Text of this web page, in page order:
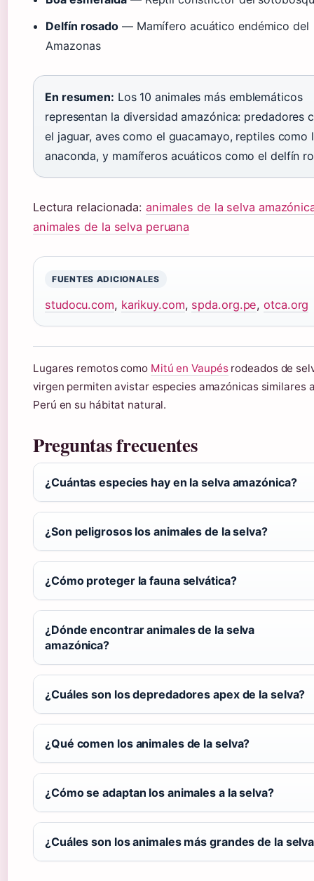
Delfín rosado — Mamífero acuático endémico del
Amazonas
En resumen: Los 10 animales más emblemáticos
representan la diversidad amazónica: predadores
el jaguar, aves como el guacamayo, reptiles como
anaconda, y mamíferos acuáticos como el delfín
Lectura relacionada: animales de la selva
animales de la selva peruana
FUENTES ADICIONALES
studocu.com, karikuy.com, spda.org.pe,otca.org
Lugares remotos como Mitú en Vaupésrodeados de
virgen permiten avistar especies amazónicas similares
Perú en su hábitat natural.
Preguntas frecuentes
¿Cuántas especies hay en la selva amazónica?
¿Son peligrosos los animales de la selva?
¿Cómo proteger la fauna selvática?
¿Dónde encontrar animales de la selva
amazónica?
¿Cuáles son los depredadores apex de la selva?
¿Qué comen los animales de la selva?
¿Cómo se adaptan los animales a la selva?
¿Cuáles son los animales más grandes de la